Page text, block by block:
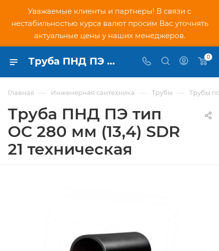
Уважаемые клиенты и партнеры! В связи с
нестабильностью курса валют просим Вас уточнять
актуальные цены у наших менеджеров.
Труба ПНД ПЭ тип OC 280 мм (13,4) SDR 21 техническая - купить по низкой цене в Москве, интернет-магазин PNDtech.ru 0
Главная — Инженерная сантехника — Трубы — Трубы
Труба ПНД ПЭ тип
OC 280 мм (13,4) SDR
21 техническая